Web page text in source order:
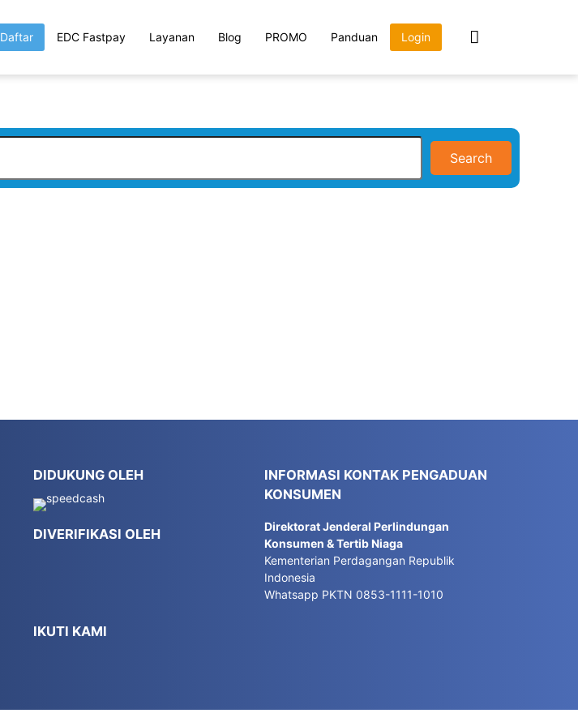
Daftar EDC Fastpay Layanan Blog PROMO Panduan Login
Search
DIDUKUNG OLEH
DIVERIFIKASI OLEH
IKUTI KAMI
INFORMASI KONTAK PENGADUAN
KONSUMEN
Direktorat Jenderal Perlindungan
Konsumen & Tertib Niaga
Kementerian Perdagangan Republik
Indonesia
Whatsapp PKTN 0853-1111-1010